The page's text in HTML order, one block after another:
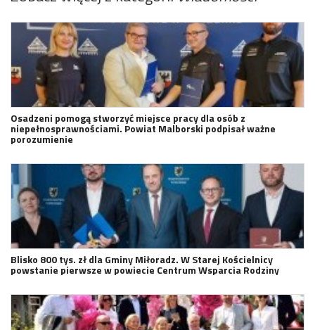
Osadzeni pomogą stworzyć miejsce pracy dla osób z
niepełnosprawnościami. Powiat Malborski podpisał ważne
porozumienie
Blisko 800 tys. zł dla Gminy Miłoradz. W Starej Kościelnicy
powstanie pierwsze w powiecie Centrum Wsparcia Rodziny